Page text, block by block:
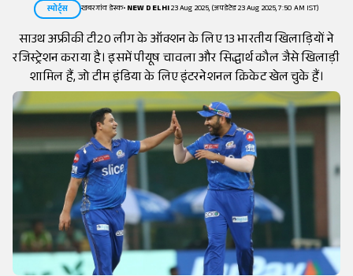
स्पोर्ट्स खबरगांव डेस्क•NEW DELHI23 Aug 2025, (अपडेटेड 23 Aug 2025, 7:50 AM IST)
साउथ अफ्रीकी टी20 लीग के ऑक्शन के लिए 13 भारतीय खिलाड़ियों ने
रजिस्ट्रेशन कराया है। इसमें पीयूष चावला और सिद्धार्थ कौल जैसे खिलाड़ी
शामिल हैं, जो टीम इंडिया के लिए इंटरनेशनल क्रिकेट खेल चुके हैं।